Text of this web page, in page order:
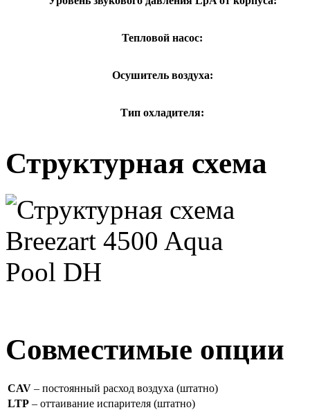
Тепловой насос:
Осушитель воздуха:
Тип охладителя:
Структурная схема
Совместимые опции
CAV – постоянный расход воздуха (штатно)
LTP – оттаивание испарителя (штатно)